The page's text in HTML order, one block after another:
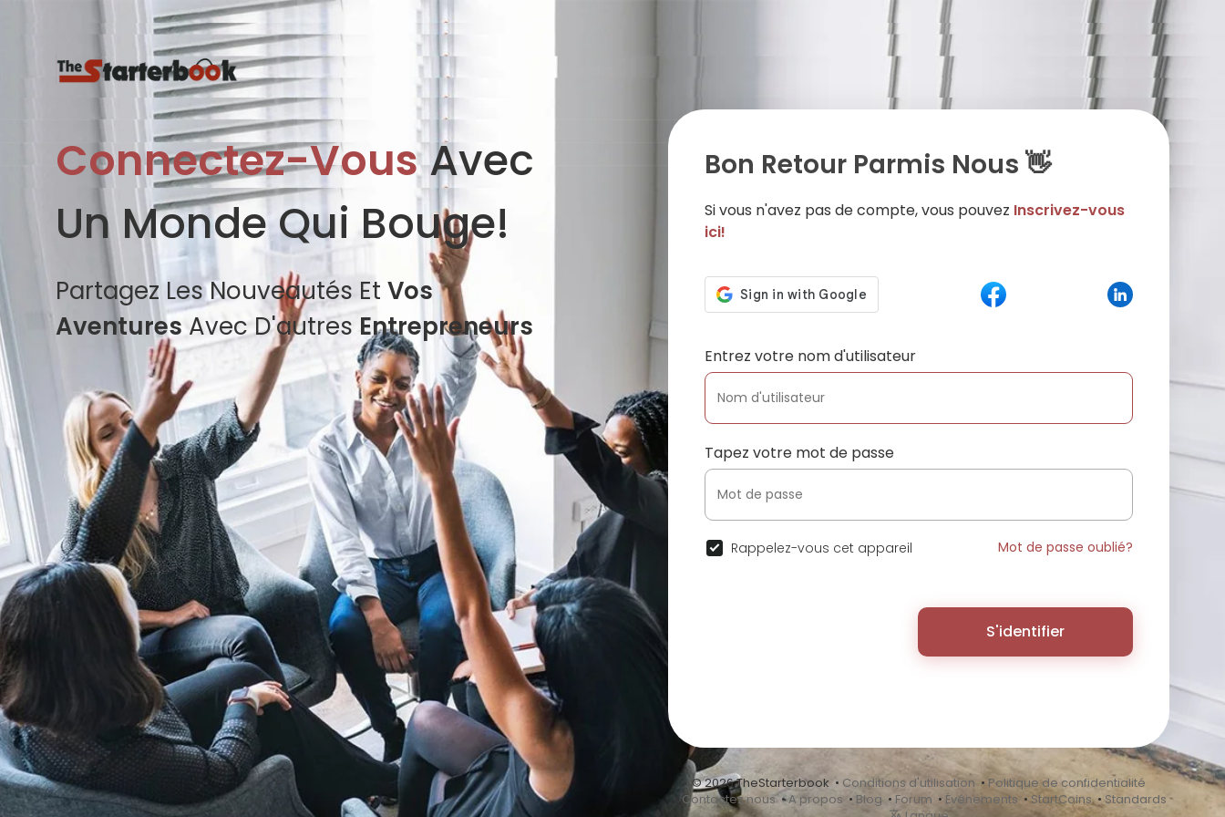
Connectez-VousAvec
Un Monde Qui Bouge!
Partagez Les Nouveautés Et Vos
Aventures Avec D'autres Entrepreneurs
Bon Retour Parmis Nous 👋
Si vous n'avez pas de compte, vous pouvez Inscrivez-vous
ici!
Entrez votre nom d'utilisateur
Tapez votre mot de passe
Rappelez-vous cet appareil Mot de passe oublié?
S'identifier
© 2026 TheStarterbook • Conditions d'utilisation • Politique de confidentialité
•Contactez nous•A propos•Blog • Forum • Événements • StartCoins•Standards